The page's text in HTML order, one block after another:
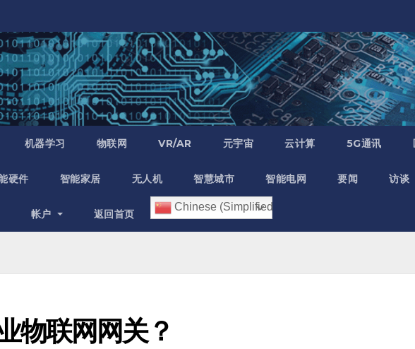
机器学习 物联网 VR/AR 元宇宙 云计算 5G通讯
硬件 智能家居 无人机 智慧城市 智能电网 要闻 访谈
帐户 返回首页
Chinese (Simplified)
物联网网关？